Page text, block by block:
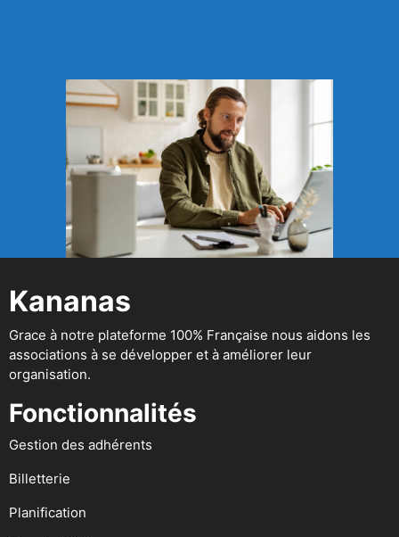
Kananas
Grace à notre plateforme 100% Française nous aidons les
associations à se développer et à améliorer leur
organisation.
Fonctionnalités
Gestion des adhérents
Billetterie
Planification